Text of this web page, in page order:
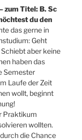
zum Titel: B. Sc
du den
das gerne in
Geht
aber keine
haben das
Semester
Laufe der Zeit
wollt, beginnt
Praktikum
wollten.
die Chance